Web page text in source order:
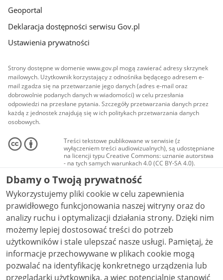
Geoportal
Deklaracja dostępności serwisu Gov.pl
Ustawienia prywatności
Strony dostępne w domenie www.gov.pl mogą zawierać adresy skrzynek
mailowych. Użytkownik korzystający z odnośnika będącego adresem e-
mail zgadza się na przetwarzanie jego danych (adres e-mail oraz
dobrowolnie podanych danych w wiadomości) w celu przesłania
odpowiedzi na przesłane pytania. Szczegóły przetwarzania danych przez
każdą z jednostek znajdują się w ich politykach przetwarzania danych
osobowych.
Treści tekstowe publikowane w serwisie (z
wyłączeniem treści audiowizualnych), są udostępniane
na licencji typu Creative Commons: uznanie autorstwa
- na tych samych warunkach 4.0 (CC BY-SA 4.0).
Materiały audiowizualne, w tym zdjęcia, materiały
audio i wideo, są udostępniane na licencji typu
Creative Commons: uznanie autorstwa użycie
niekomercyjne - bez utworów zależnych 4.0 (CC BY-
NC-ND 4.0), o ile nie jest to stwierdzone inaczej.
Dbamy o Twoją prywatność
Wykorzystujemy pliki cookie w celu zapewnienia
prawidłowego funkcjonowania naszej witryny oraz do
analizy ruchu i optymalizacji działania strony. Dzięki nim
możemy lepiej dostosować treści do potrzeb
użytkowników i stale ulepszać nasze usługi. Pamiętaj, że
informacje przechowywane w plikach cookie mogą
pozwalać na identyfikację konkretnego urządzenia lub
przeglądarki użytkownika, a więc potencjalnie stanowić